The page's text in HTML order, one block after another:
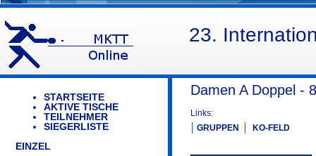
23.
STARTSEITE
AKTIVE TISCHE
TEILNEHMER
SIEGERLISTE
EINZEL
Damen A Doppel -
Links:
GRUPPEN
KO-FELD